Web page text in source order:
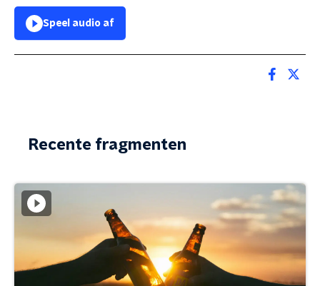
Speel audio af
Recente fragmenten